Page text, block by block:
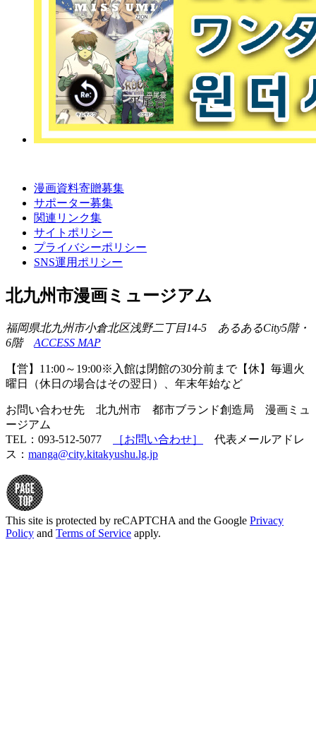
漫画資料寄贈募集
サポーター募集
関連リンク集
サイトポリシー
プライバシーポリシー
SNS運用ポリシー
北九州市漫画ミュージアム
福岡県北九州市小倉北区浅野二丁目14-5 あるあるCity5階・
6階 ACCESS MAP
【営】11:00～19:00※入館は閉館の30分前まで【休】毎週火
曜日（休日の場合はその翌日）、年末年始など
お問い合わせ先 北九州市 都市ブランド創造局 漫画ミュ
ージアム
TEL：093-512-5077
［お問い合わせ］
代表メールアドレ
ス： manga@city.kitakyushu.lg.jp
This site is protected by reCAPTCHA and the Google Privacy
Policy and Terms of Service apply.